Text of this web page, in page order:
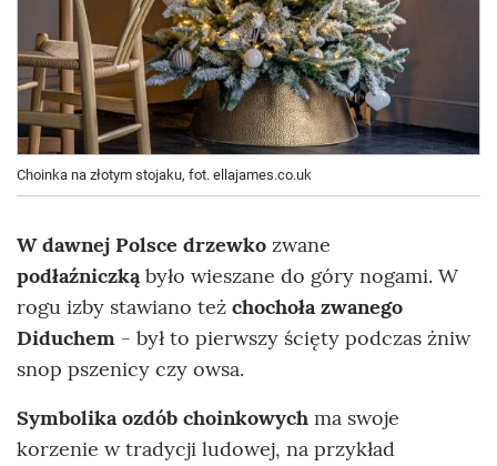
Choinka na złotym stojaku, fot. ellajames.co.uk
W dawnej Polsce drzewko zwane
podłaźniczkąbyło wieszane do góry nogami. W
rogu izby stawiano też chochoła zwanego
Diduchem - był to pierwszy ścięty podczas żniw
snop pszenicy czy owsa.
Symbolika ozdób choinkowych ma swoje
korzenie w tradycji ludowej, na przykład